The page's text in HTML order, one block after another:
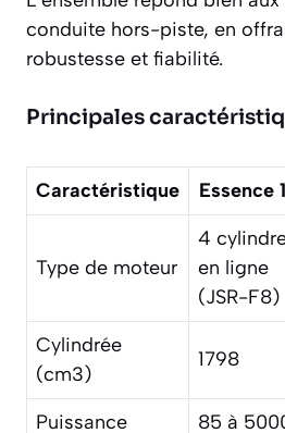
conduite hors-piste, en
robustesse et fiabilité.
Principales
Caractéristique Essence
Type de moteur
4
en ligne
(JSR-F8)
Cylindrée
(cm3)
1798
Puissance
85 à